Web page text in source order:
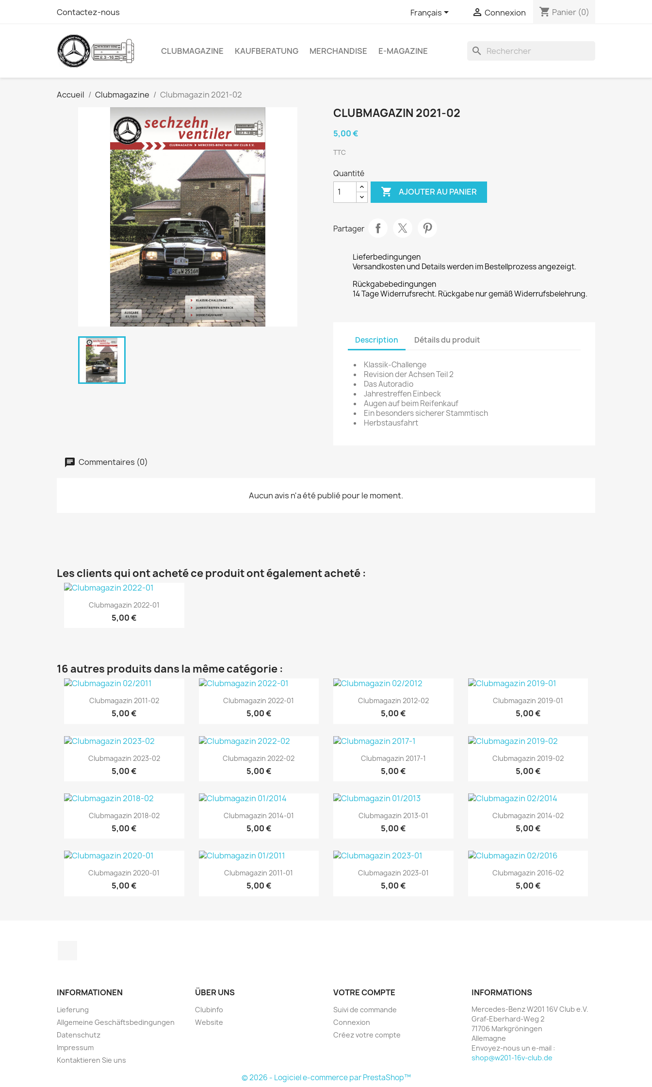
Contactez-nous Français  Connexion shopping_cart Panier (0)
CLUBMAGAZINE KAUFBERATUNG MERCHANDISE E-MAGAZINE search
Accueil Clubmagazine Clubmagazin 2021-02
CLUBMAGAZIN 2021-02
5,00 €
TTC
Quantité
 AJOUTER AU PANIER
Partager
Lieferbedingungen
Versandkosten und Details werden im Bestellprozess angezeigt.
Rückgabebedingungen
14 Tage Widerrufsrecht. Rückgabe nur gemäß Widerrufsbelehrung.
Description Détails du produit
Klassik-Challenge
Revision der Achsen Teil 2
Das Autoradio
Jahrestreffen Einbeck
Augen auf beim Reifenkauf
Ein besonders sicherer Stammtisch
Herbstausfahrt
Commentaires (0)
Aucun avis n'a été publié pour le moment.
Les clients qui ont acheté ce produit ont également acheté :
Aperçu rapide
Clubmagazin 2022-01
5,00 €
16 autres produits dans la même catégorie :
Aperçu rapide
Clubmagazin 2011-02
5,00 €
Aperçu rapide
Clubmagazin 2022-01
5,00 €
Aperçu rapide
Clubmagazin 2012-02
5,00 €
Aperçu rapide
Clubmagazin 2019-01
5,00 €
Aperçu rapide
Clubmagazin 2023-02
5,00 €
Aperçu rapide
Clubmagazin 2022-02
5,00 €
Aperçu rapide
Clubmagazin 2017-1
5,00 €
Aperçu rapide
Clubmagazin 2019-02
5,00 €
Aperçu rapide
Clubmagazin 2018-02
5,00 €
Aperçu rapide
Clubmagazin 2014-01
5,00 €
Aperçu rapide
Clubmagazin 2013-01
5,00 €
Aperçu rapide
Clubmagazin 2014-02
5,00 €
Aperçu rapide
Clubmagazin 2020-01
5,00 €
Aperçu rapide
Clubmagazin 2011-01
5,00 €
Aperçu rapide
Clubmagazin 2023-01
5,00 €
Aperçu rapide
Clubmagazin 2016-02
5,00 €
INFORMATIONEN
Lieferung
Allgemeine Geschäftsbedingungen
Datenschutz
Impressum
Kontaktieren Sie uns
ÜBER UNS
Clubinfo
Website
VOTRE COMPTE
Suivi de commande
Connexion
Créez votre compte
INFORMATIONS
Mercedes-Benz W201 16V Club e.V.
Graf-Eberhard-Weg 2
71706 Markgröningen
Allemagne
Envoyez-nous un e-mail :
shop@w201-16v-club.de
© 2026 - Logiciel e-commerce par PrestaShop™